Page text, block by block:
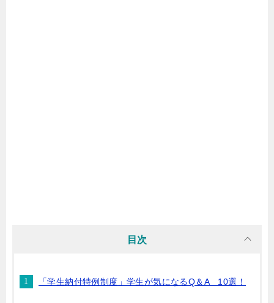
目次
「学生納付特例制度」学生が気になるQ＆A 10選！